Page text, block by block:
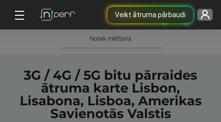
Veikt ātruma pārbaudi
Notiek mērīšana
3G / 4G / 5G bitu pārraides
ātruma karte Lisbon,
Lisabona, Lisboa, Amerikas
Savienotās Valstis